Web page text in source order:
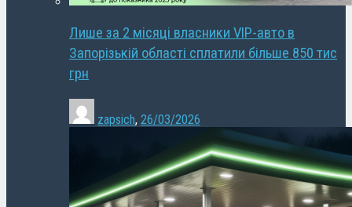
Лише за 2 місяці власники VIP-авто в
Запорізькій області сплатили більше 850 тис
грн
zapsich, 26/03/2026